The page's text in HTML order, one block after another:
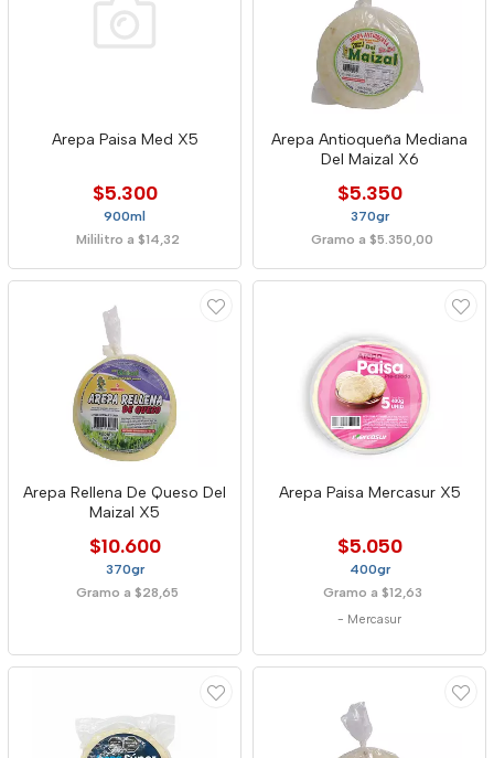
Arepa Paisa Med X5
$5.300
900ml
Mililitro a $14,32
Arepa Antioqueña Mediana
Del Maizal X6
$5.350
370gr
Gramo a $5.350,00
Arepa Rellena De Queso Del
Maizal X5
$10.600
370gr
Gramo a $28,65
Arepa Paisa Mercasur X5
$5.050
400gr
Gramo a $12,63
- Mercasur